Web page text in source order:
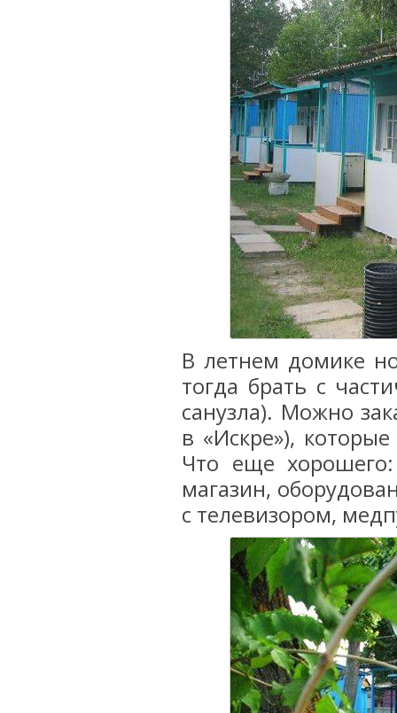
В летнем домике
тогда брать с
санузла). Можно
в «Искре»),
Что еще хорошего:
магазин,
с телевизором,